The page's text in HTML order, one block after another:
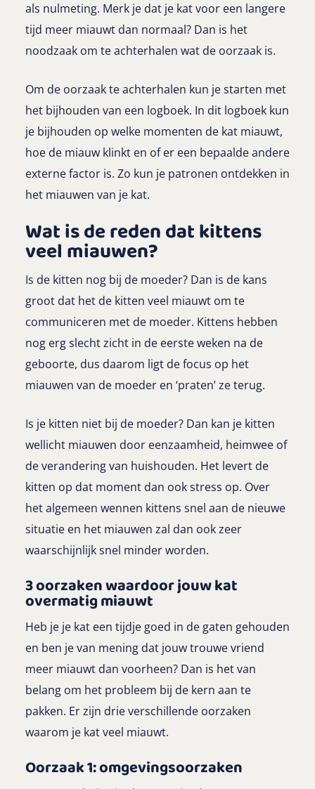
als nulmeting. Merk je dat je kat voor een langere
tijd meer miauwt dan normaal? Dan is het
noodzaak om te achterhalen wat de oorzaak is.
Om de oorzaak te achterhalen kun je starten met
het bijhouden van een logboek. In dit logboek kun
je bijhouden op welke momenten de kat miauwt,
hoe de miauw klinkt en of er een bepaalde andere
externe factor is. Zo kun je patronen ontdekken in
het miauwen van je kat.
Wat is de reden dat kittens
veel miauwen?
Is de kitten nog bij de moeder? Dan is de kans
groot dat het de kitten veel miauwt om te
communiceren met de moeder. Kittens hebben
nog erg slecht zicht in de eerste weken na de
geboorte, dus daarom ligt de focus op het
miauwen van de moeder en ‘praten’ ze terug.
Is je kitten niet bij de moeder? Dan kan je kitten
wellicht miauwen door eenzaamheid, heimwee of
de verandering van huishouden. Het levert de
kitten op dat moment dan ook stress op. Over
het algemeen wennen kittens snel aan de nieuwe
situatie en het miauwen zal dan ook zeer
waarschijnlijk snel minder worden.
3 oorzaken waardoor jouw kat
overmatig miauwt
Heb je je kat een tijdje goed in de gaten gehouden
en ben je van mening dat jouw trouwe vriend
meer miauwt dan voorheen? Dan is het van
belang om het probleem bij de kern aan te
pakken. Er zijn drie verschillende oorzaken
waarom je kat veel miauwt.
Oorzaak 1: omgevingsoorzaken